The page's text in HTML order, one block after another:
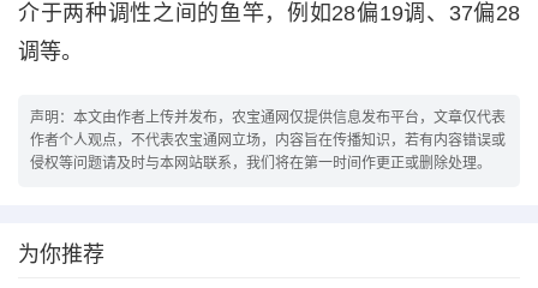
介于两种调性之间的鱼竿，例如28偏19调、37偏28
调等。
声明：本文由作者上传并发布，农宝通网仅提供信息发布平台，文章仅代表
作者个人观点，不代表农宝通网立场，内容旨在传播知识，若有内容错误或
侵权等问题请及时与本网站联系，我们将在第一时间作更正或删除处理。
为你推荐